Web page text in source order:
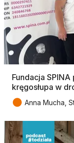
Fundacja
kręgosłupa w
● Anna Mucha,